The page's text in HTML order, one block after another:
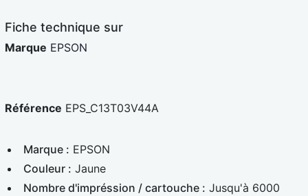
Fiche technique sur
Marque EPSON
Référence EPS_C13T03V44A
Marque : EPSON
Couleur : Jaune
Nombre d'impréssion / cartouche : Jusqu'à 6000